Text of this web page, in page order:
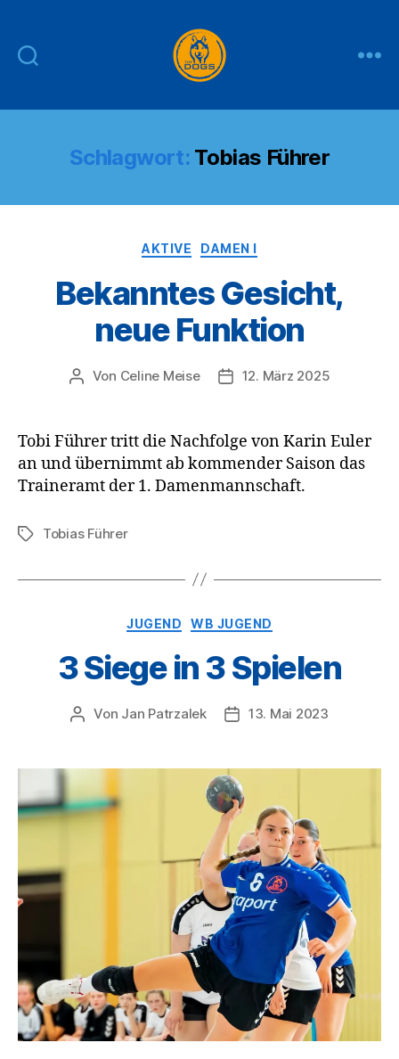
DOGS
Schlagwort: Tobias Führer
Kategorien
AKTIVE DAMEN I
Bekanntes Gesicht,
neue Funktion
Beitragsautor
Von Celine Meise Veröffentlichungsdatum
12. März 2025
Tobi Führer tritt die Nachfolge von Karin Euler
an und übernimmt ab kommender Saison das
Traineramt der 1. Damenmannschaft.
Schlagwörter
Tobias Führer
Kategorien
JUGEND WB JUGEND
3 Siege in 3 Spielen
Beitragsautor
Von Jan Patrzalek Veröffentlichungsdatum
13. Mai 2023